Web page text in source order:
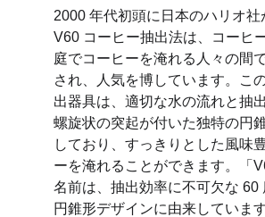
2000 年代初頭に日本のハリオ社
V60 コーヒー抽出法は、コーヒ
庭でコーヒーを淹れる人々の間
され、人気を博しています。こ
出器具は、適切な水の流れと抽
螺旋状の突起が付いた独特の円
しており、すっきりとした風味
ーを淹れることができます。「
名前は、抽出効率に不可欠な 60
円錐形デザインに由来しています